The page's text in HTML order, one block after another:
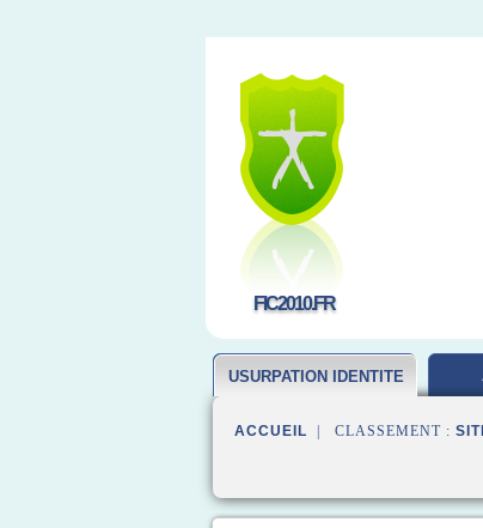
FIC2010.FR
USURPATION IDENTITE
ACCUEIL | CLASSEMENT :